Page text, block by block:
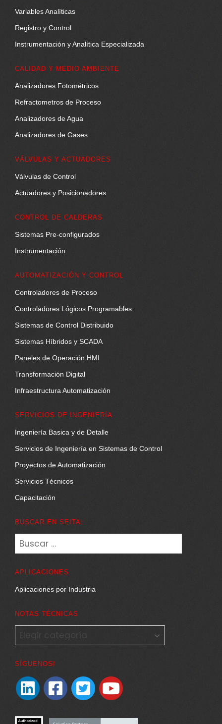
Variables Analíticas
Registro y Control
Instrumentación y Analítica Especializada
CALIDAD Y MEDIO AMBIENTE
Analizadores Fotométricos
Refractometros de Proceso
Analizadores de Agua
Analizadores de Gases
VÁLVULAS Y ACTUADORES
Válvulas de Control
Actuadores y Posicionadores
CONTROL DE CALDERAS
Sistemas Pre-configurados
Instrumentación
AUTOMATIZACIÓN Y CONTROL
Controladores de Proceso
Controladores Lógicos Programables
Sistemas de Control Distribuido
Sistemas Híbridos y SCADA
Paneles de Operación HMI
Transformación Digital
Infraestructura Automatización
SERVICIOS DE INGENIERÍA
Ingeniería Basica y de Detalle
Servicios de Ingeniería en Sistemas de Control
Proyectos de Automatización
Servicios Técnicos
Capacitación
BUSCAR EN SEITA:
Buscar:
APLICACIONES
Aplicaciones por Industria
NOTAS TÉCNICAS
NOTAS
TÉCNICAS
SÍGUENOS!